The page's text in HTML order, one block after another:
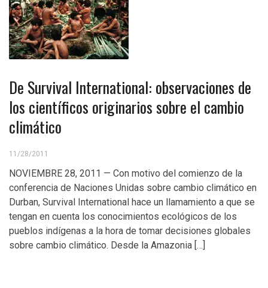
De Survival International: observaciones de
los científicos originarios sobre el cambio
climático
11/28/2011
NOVIEMBRE 28, 2011 — Con motivo del comienzo de la
conferencia de Naciones Unidas sobre cambio climático en
Durban, Survival International hace un llamamiento a que se
tengan en cuenta los conocimientos ecológicos de los
pueblos indígenas a la hora de tomar decisiones globales
sobre cambio climático. Desde la Amazonia […]